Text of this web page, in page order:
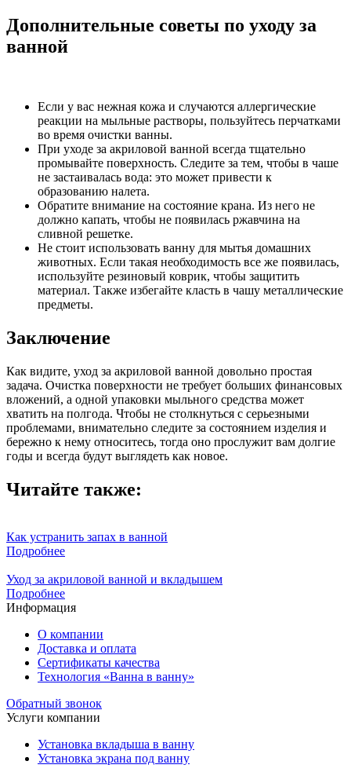
Дополнительные советы по уходу за
ванной
Если у вас нежная кожа и случаются аллергические
реакции на мыльные растворы, пользуйтесь перчатками
во время очистки ванны.
При уходе за акриловой ванной всегда тщательно
промывайте поверхность. Следите за тем, чтобы в чаше
не застаивалась вода: это может привести к
образованию налета.
Обратите внимание на состояние крана. Из него не
должно капать, чтобы не появилась ржавчина на
сливной решетке.
Не стоит использовать ванну для мытья домашних
животных. Если такая необходимость все же появилась,
используйте резиновый коврик, чтобы защитить
материал. Также избегайте класть в чашу металлические
предметы.
Заключение
Как видите, уход за акриловой ванной довольно простая
задача. Очистка поверхности не требует больших финансовых
вложений, а одной упаковки мыльного средства может
хватить на полгода. Чтобы не столкнуться с серьезными
проблемами, внимательно следите за состоянием изделия и
бережно к нему относитесь, тогда оно прослужит вам долгие
годы и всегда будут выглядеть как новое.
Читайте также:
Как устранить запах в ванной
Подробнее
Уход за акриловой ванной и вкладышем
Подробнее
Информация
О компании
Доставка и оплата
Сертификаты качества
Технология «Ванна в ванну»
Обратный звонок
Услуги компании
Установка вкладыша в ванну
Установка экрана под ванну